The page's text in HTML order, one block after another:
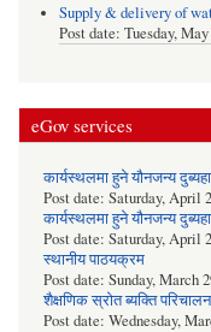
Supply & delivery of
Post date: Tuesday,
eGov services
कार्यस्थलमा हुने यौनजन्य
Post date: Saturday, April
कार्यस्थलमा हुने यौनजन्य
Post date: Saturday, April
स्थानीय पाठयक्रम
Post date: Sunday, March
शैक्षणिक स्रोत ब्यक्ति
Post date: Wednesday,